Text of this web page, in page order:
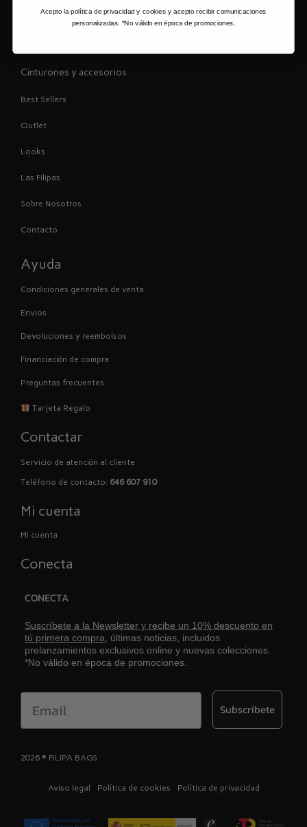
Bolsos totes y shoppers
Cinturones y accesorios
Best Sellers
Outlet
Looks
Las Filipas
Sobre Nosotros
Contacto
Ayuda
Condiciones generales de venta
Envios
Devoluciones y reembolsos
Financiación de compra
Preguntas frecuentes
Tarjeta Regalo
Contactar
Servicio de atención al cliente
Teléfono de contacto: 646 607 910
Mi cuenta
Mi cuenta
Conecta
CONECTA
Suscríbete a la Newsletter y recibe un 10% descuento en
tú primera compra,
últimas noticias, incluidos
prelanzamientos exclusivos online y nuevas colecciones.
*No válido en época de promociones.
Email Subscríbete
2026 ® FILIPA BAGS
Aviso legal Política de cookies Política de privacidad
Acepto la política de privacidad y cookies y acepto recibir comunicaciones
personalizadas. *No válido en época de promociones.